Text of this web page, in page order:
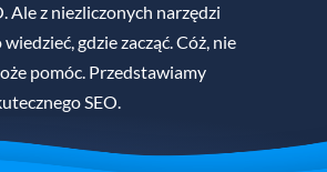
Ale z niezliczonych narzędzi
gdzie zacząć. Cóż, nie
pomóc. Przedstawiamy
SEO.